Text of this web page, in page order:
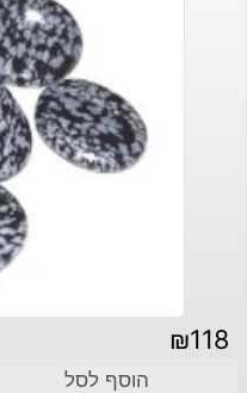
₪118
הוסף לסל